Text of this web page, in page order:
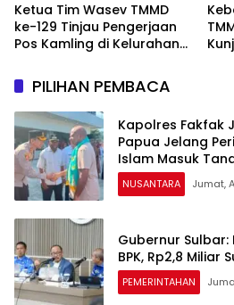
Ketua Tim Wasev TMMD
ke-129 Tinjau Pengerjaan
Pos Kamling di Kelurahan
PILIHAN PEMBACA
Kapolres Fakfak
Papua Jelang
Islam Masuk
NUSANTARA Jumat,
Gubernur Sulbar:
BPK, Rp2,8 Miliar
PEMERINTAHAN